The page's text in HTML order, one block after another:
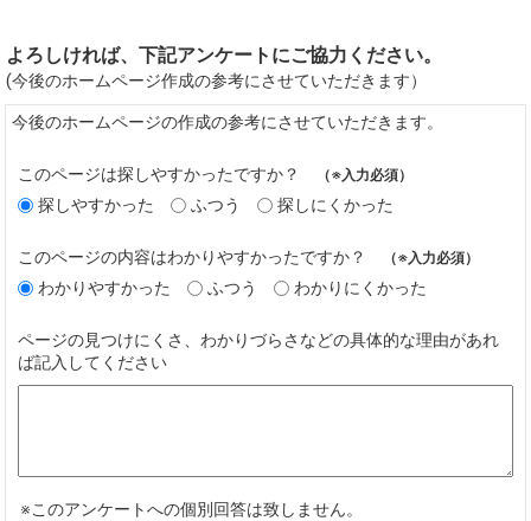
よろしければ、下記アンケートにご協力ください。
(今後のホームページ作成の参考にさせていただきます）
今後のホームページの作成の参考にさせていただきます。
このページは探しやすかったですか？ （※入力必須）
探しやすかった ふつう 探しにくかった
このページの内容はわかりやすかったですか？ （※入力必須）
わかりやすかった ふつう わかりにくかった
ページの見つけにくさ、わかりづらさなどの具体的な理由があれ
ば記入してください
※このアンケートへの個別回答は致しません。